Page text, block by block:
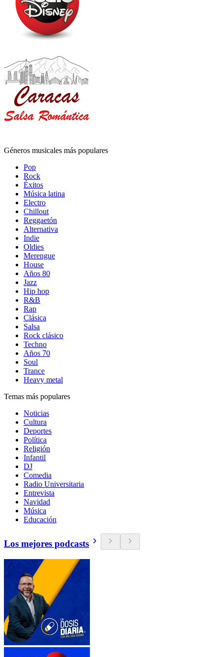
Géneros musicales más populares
Pop
Rock
Éxitos
Música latina
Electro
Chillout
Reggaetón
Alternativa
Indie
Oldies
Merengue
House
Años 80
Jazz
Hip hop
R&B
Rap
Clásica
Salsa
Rock clásico
Techno
Años 70
Soul
Trance
Heavy metal
Temas más populares
Noticias
Cultura
Deportes
Política
Religión
Infantil
DJ
Comedia
Radio Universitaria
Entrevista
Navidad
Música
Educación
Los mejores podcasts